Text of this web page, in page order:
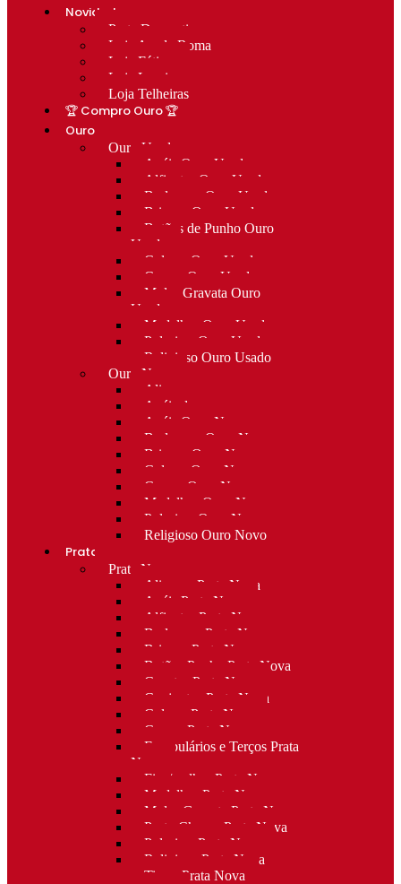
Novidades
Prata Decorativa
Loja Av. de Roma
Loja Fátima
Loja Lumiar
Loja Telheiras
🏆 Compro Ouro 🏆
Ouro
Ouro Usado
Anéis Ouro Usado
Alfinetes Ouro Usado
Berloques Ouro Usado
Brincos Ouro Usado
Botões de Punho Ouro
Usado
Colares Ouro Usado
Cruzes Ouro Usado
Molas Gravata Ouro
Usado
Medalhas Ouro Usado
Pulseiras Ouro Usado
Religioso Ouro Usado
Ouro Novo
Alianças
Anéis de curso
Anéis Ouro Novo
Berloques Ouro Novo
Brincos Ouro Novo
Colares Ouro Novo
Cruzes Ouro Novo
Medalhas Ouro Novo
Pulseiras Ouro Novo
Religioso Ouro Novo
Prata
Prata Nova
Alianças Prata Nova
Anéis Prata Nova
Alfinetes Prata Nova
Berloques Prata Nova
Brincos Prata Nova
Botões Punho Prata Nova
Canetas Prata Nova
Conjuntos Prata Nova
Colares Prata Nova
Cruzes Prata Nova
Escapulários e Terços Prata
Nova
Fios/malhas Prata Nova
Medalhas Prata Nova
Molas Gravata Prata Nova
Porta-Chaves Prata Nova
Pulseiras Prata Nova
Religioso Prata Nova
Tiaras Prata Nova